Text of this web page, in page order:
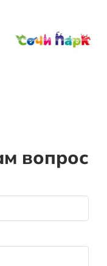
вопрос